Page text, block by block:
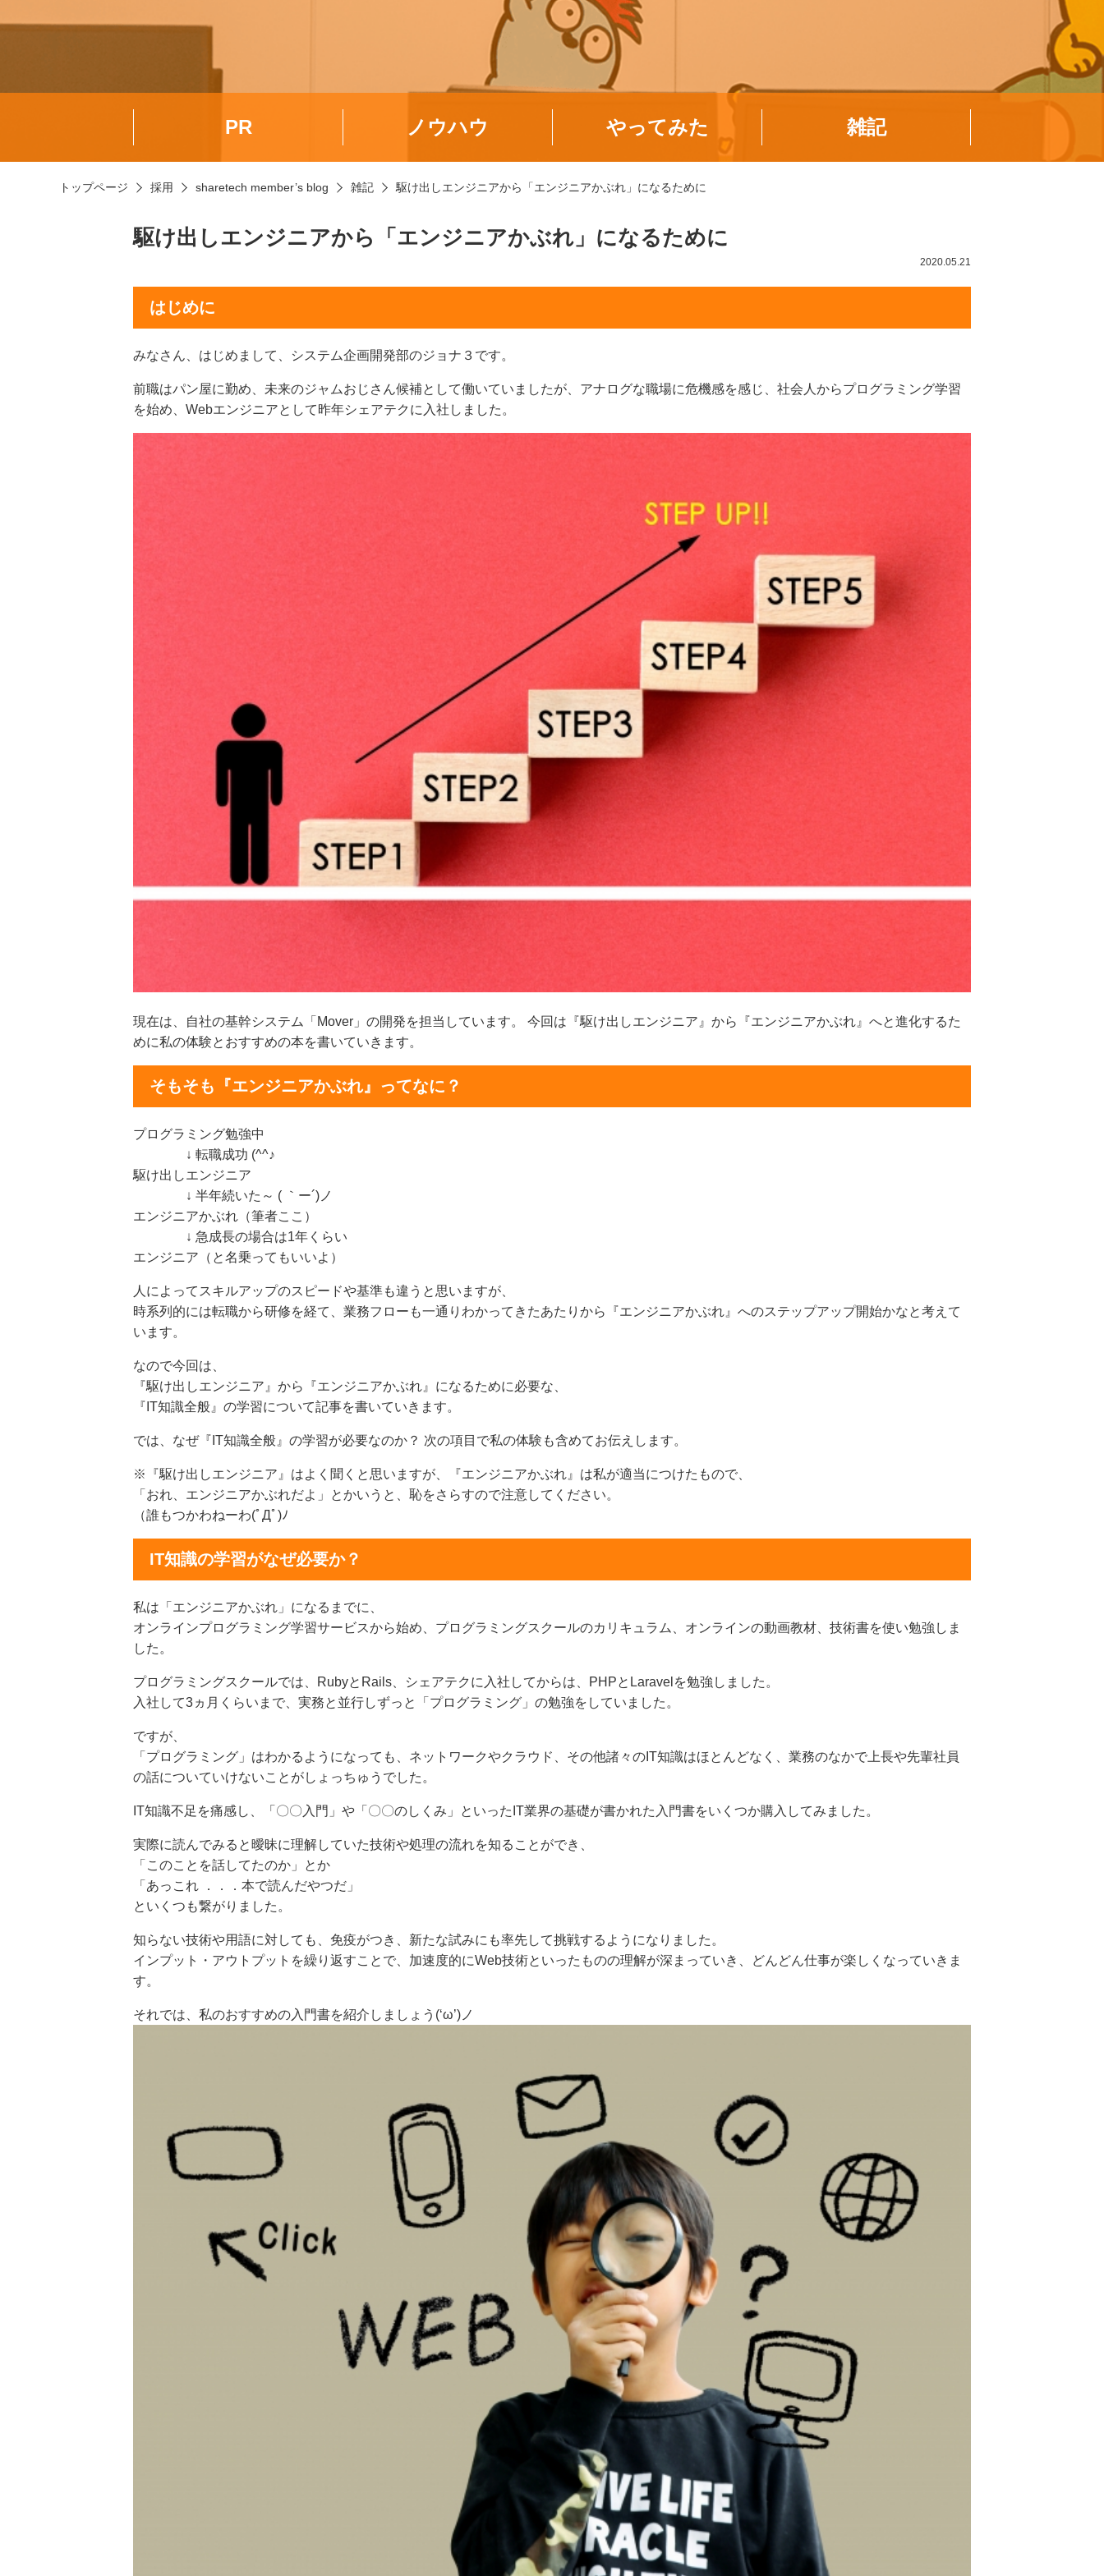
PR ノウハウ やってみた 雑記
トップページ 採用 sharetech member’s blog 雑記 駆け出しエンジニアから「エンジニアかぶれ」になるために
駆け出しエンジニアから「エンジニアかぶれ」になるために
2020.05.21
はじめに
みなさん、はじめまして、システム企画開発部のジョナ３です。
前職はパン屋に勤め、未来のジャムおじさん候補として働いていましたが、アナログな職場に危機感を感じ、社会人からプログラミング学習
を始め、Webエンジニアとして昨年シェアテクに入社しました。
現在は、自社の基幹システム「Mover」の開発を担当しています。 今回は『駆け出しエンジニア』から『エンジニアかぶれ』へと進化するた
めに私の体験とおすすめの本を書いていきます。
そもそも『エンジニアかぶれ』ってなに？
プログラミング勉強中
↓ 転職成功 (^^♪
駆け出しエンジニア
↓ 半年続いた～ ( ｀ー´)ノ
エンジニアかぶれ（筆者ここ）
↓ 急成長の場合は1年くらい
エンジニア（と名乗ってもいいよ）
人によってスキルアップのスピードや基準も違うと思いますが、
時系列的には転職から研修を経て、業務フローも一通りわかってきたあたりから『エンジニアかぶれ』へのステップアップ開始かなと考えて
います。
なので今回は、
『駆け出しエンジニア』から『エンジニアかぶれ』になるために必要な、
『IT知識全般』の学習について記事を書いていきます。
では、なぜ『IT知識全般』の学習が必要なのか？ 次の項目で私の体験も含めてお伝えします。
※『駆け出しエンジニア』はよく聞くと思いますが、『エンジニアかぶれ』は私が適当につけたもので、
「おれ、エンジニアかぶれだよ」とかいうと、恥をさらすので注意してください。
（誰もつかわねーわ(ﾟДﾟ)ﾉ
IT知識の学習がなぜ必要か？
私は「エンジニアかぶれ」になるまでに、
オンラインプログラミング学習サービスから始め、プログラミングスクールのカリキュラム、オンラインの動画教材、技術書を使い勉強しま
した。
プログラミングスクールでは、RubyとRails、シェアテクに入社してからは、PHPとLaravelを勉強しました。
入社して3ヵ月くらいまで、実務と並行しずっと「プログラミング」の勉強をしていました。
ですが、
「プログラミング」はわかるようになっても、ネットワークやクラウド、その他諸々のIT知識はほとんどなく、業務のなかで上長や先輩社員
の話についていけないことがしょっちゅうでした。
IT知識不足を痛感し、「〇〇入門」や「〇〇のしくみ」といったIT業界の基礎が書かれた入門書をいくつか購入してみました。
実際に読んでみると曖昧に理解していた技術や処理の流れを知ることができ、
「このことを話してたのか」とか
「あっこれ ．．．本で読んだやつだ」
といくつも繋がりました。
知らない技術や用語に対しても、免疫がつき、新たな試みにも率先して挑戦するようになりました。
インプット・アウトプットを繰り返すことで、加速度的にWeb技術といったものの理解が深まっていき、どんどん仕事が楽しくなっていきま
す。
それでは、私のおすすめの入門書を紹介しましょう(‘ω’)ノ